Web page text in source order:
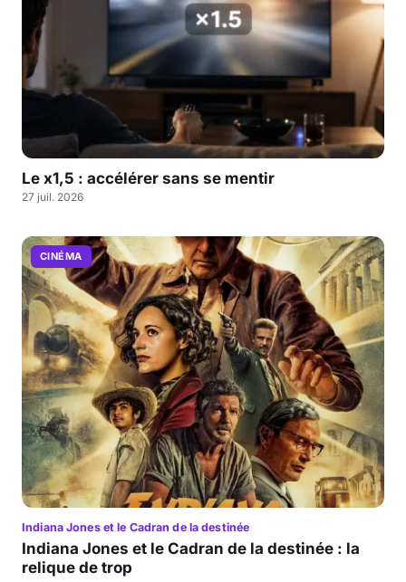
Le x1,5 : accélérer sans se mentir
27 juil. 2026
CINÉMA
Indiana Jones et le Cadran de la destinée
Indiana Jones et le Cadran de la destinée : la
relique de trop